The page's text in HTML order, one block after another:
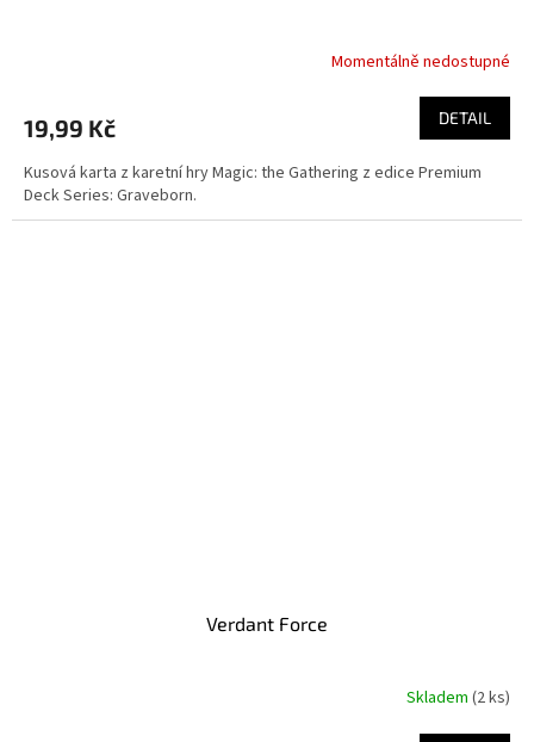
Momentálně nedostupné
19,99 Kč DETAIL
Kusová karta z karetní hry Magic: the Gathering z edice Premium
Deck Series: Graveborn.
Verdant Force
Skladem (2 ks)